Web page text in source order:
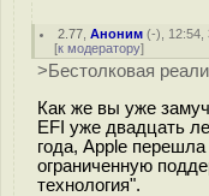
2.77 ,Аноним (-), 12:54,
[к модератору]
>Бестолковая
Как же вы уже
EFI уже двадцать
года, Apple
ограниченную
технология".